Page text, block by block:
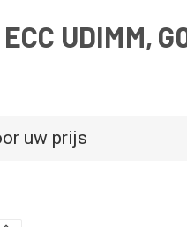
UDIMM,
uw prijs